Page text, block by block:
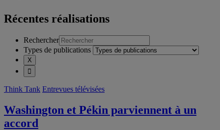
Récentes réalisations
Rechercher
Types de publications
Think Tank Entrevues télévisées
Washington et Pékin parviennent à un
accord